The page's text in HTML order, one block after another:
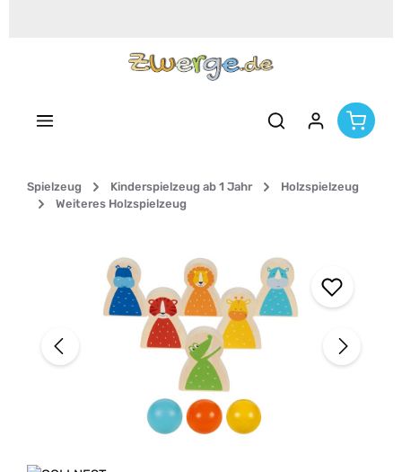
Spielzeug Kinderspielzeug ab 1 Jahr
Holzspielzeug
Weiteres Holzspielzeug
Bildergalerie überspringen